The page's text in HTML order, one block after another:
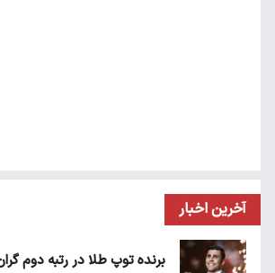
آخرین اخبار
برنده توپ طلا در رتبه دوم